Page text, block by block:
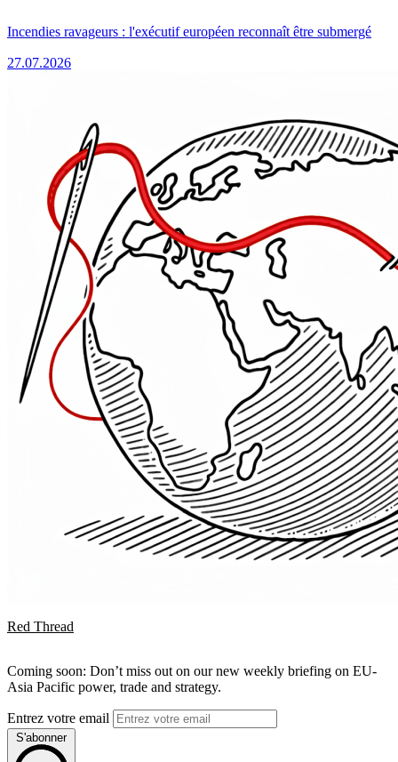
Incendies ravageurs : l'exécutif européen reconnaît être submergé
27.07.2026
Red Thread
Coming soon: Don’t miss out on our new weekly briefing on EU-
Asia Pacific power, trade and strategy.
Entrez votre email
S'abonner